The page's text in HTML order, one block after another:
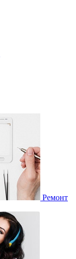
Ремонт